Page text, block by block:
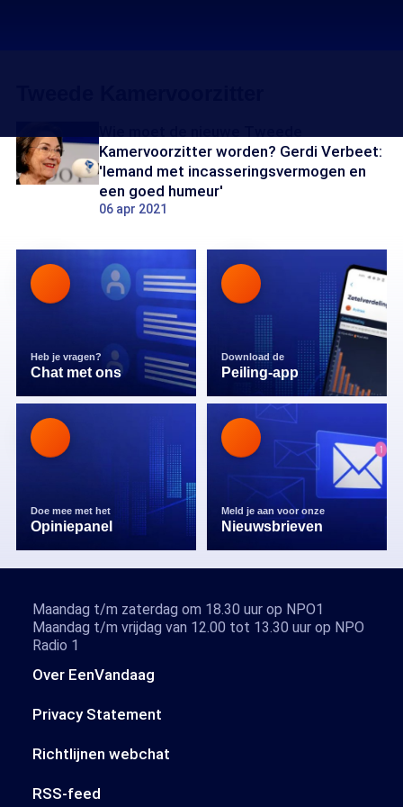
Kamervoorzitter worden? Gerdi Verbeet:
'Iemand met incasseringsvermogen en
een goed humeur'
06 apr 2021
Heb je vragen?
Chat met ons
Download de
Peiling-app
Doe mee met het
Opiniepanel
Meld je aan voor onze
Nieuwsbrieven
Over EenVandaag
Privacy Statement
Richtlijnen webchat
RSS-feed
Maandag t/m zaterdag om 18.30 uur op NPO1
Maandag t/m vrijdag van 12.00 tot 13.30 uur op NPO
Radio 1